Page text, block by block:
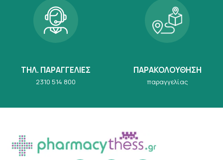
ΤΗΛ. ΠΑΡΑΓΓΕΛΙΕΣ
2310 514 800
ΠΑΡΑΚΟΛΟΥΘΗΣΗ
παραγγελίας